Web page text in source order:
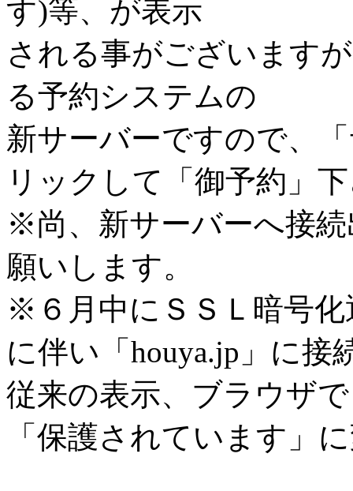
す)等、が表示
される事がございます
る予約システムの
新サーバーですので、
リックして「御予約」
※尚、新サーバーへ接
願いします。
※６月中にＳＳＬ暗号
に伴い「houya.jp」に接
従来の表示、ブラウザ
「保護されています」